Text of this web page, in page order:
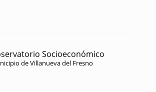
Socioeconómico
de Villanueva del Fresno